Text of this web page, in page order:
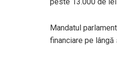
peste 13.000 de lei
Mandatul
financiare pe lângă